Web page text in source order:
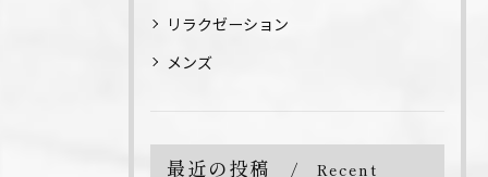
リラクゼーション
メンズ
最近の投稿
Recent